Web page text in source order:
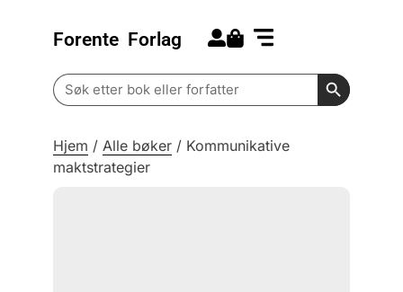
Forente Forlag
Search
for:
Search
Hjem / Alle bøker / Kommunikative
maktstrategier